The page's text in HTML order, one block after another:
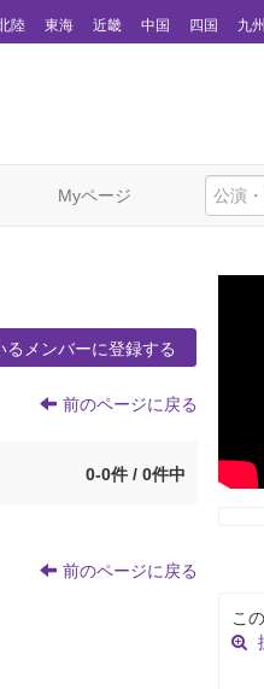
陸 東海 近畿 中国 四国 九州
Myページ
るメンバーに登録する
前のページに戻る
0-0件 / 0件中
前のページに戻る
こ